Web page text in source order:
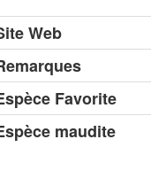
Web
Favorite
maudite